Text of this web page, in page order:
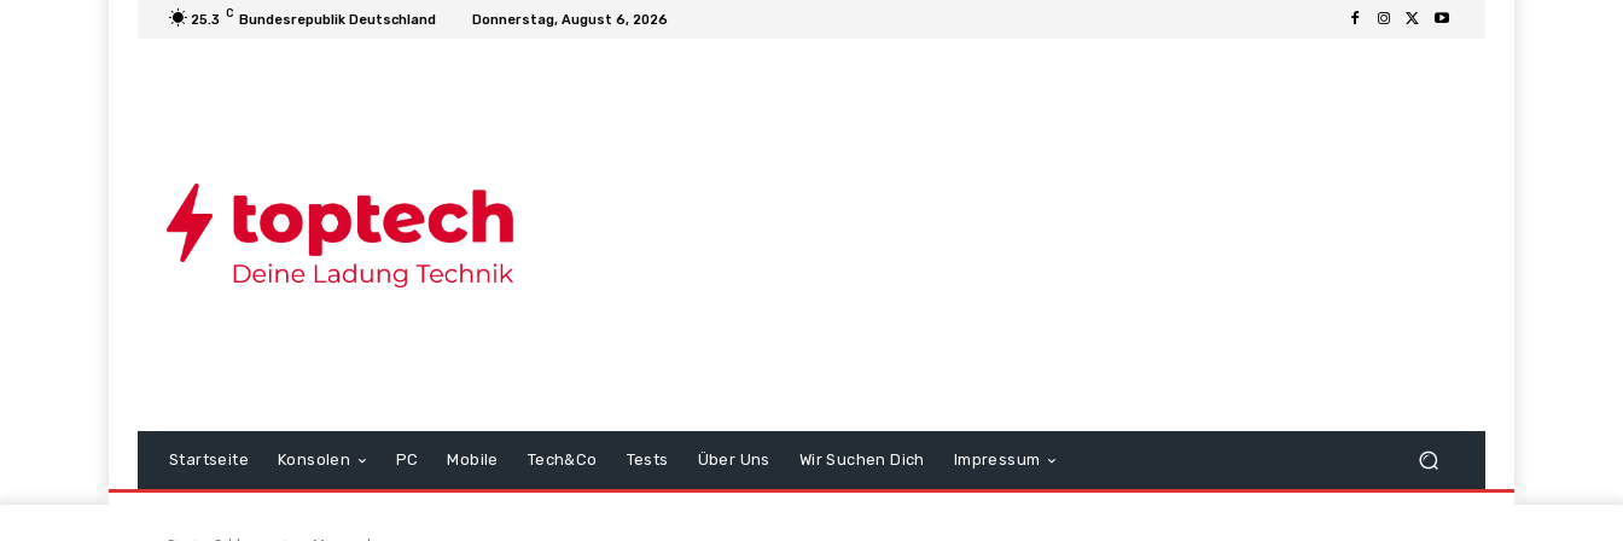
25.3 C Bundesrepublik Deutschland Donnerstag, August 6, 2026
Startseite Konsolen PC Mobile Tech&Co Tests Über Uns Wir Suchen Dich Impressum